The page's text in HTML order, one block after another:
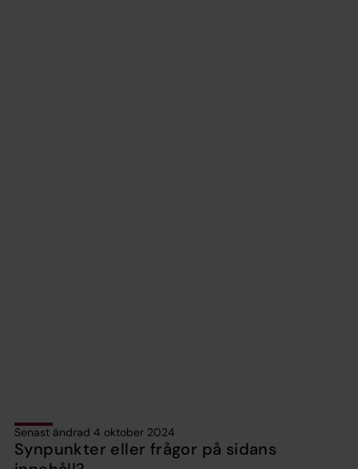
Senast ändrad 4 oktober 2024
Synpunkter eller frågor på sidans